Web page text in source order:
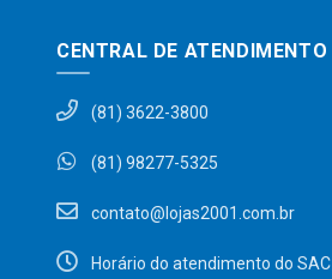
CENTRAL DE ATENDIMENTO
(81) 3622-3800
(81) 98277-5325
contato@lojas2001.com.br
Horário do atendimento do SAC